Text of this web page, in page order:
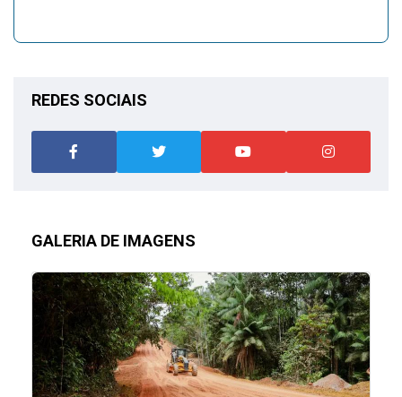
REDES SOCIAIS
GALERIA DE IMAGENS